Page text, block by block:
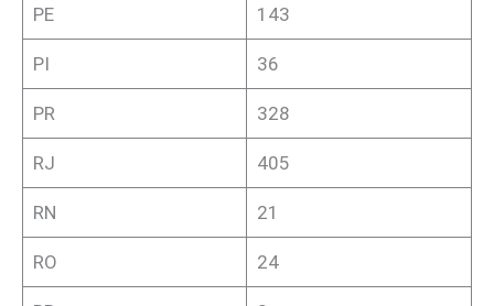
PE 143
PI 36
PR 328
RJ 405
RN 21
RO 24